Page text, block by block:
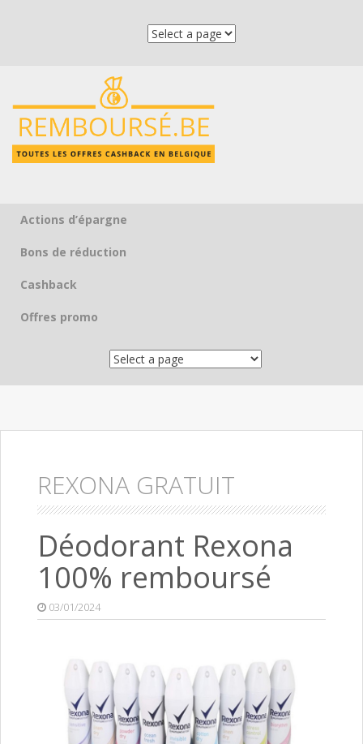
Skip to content
Actions d’épargne
Bons de réduction
Cashback
Offres promo
REXONA GRATUIT
Déodorant Rexona
100% remboursé
03/01/2024